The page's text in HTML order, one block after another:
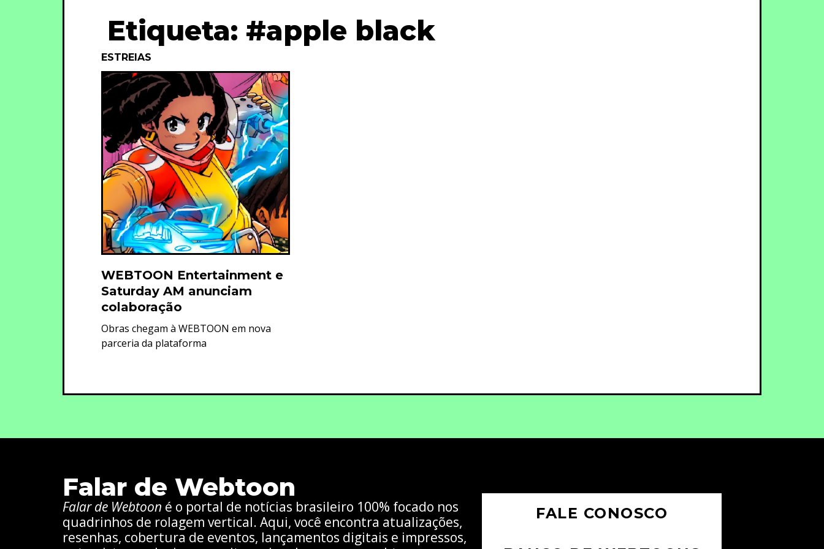
Etiqueta: #apple black
ESTREIAS
WEBTOON Entertainment e
Saturday AM anunciam
colaboração
Obras chegam à WEBTOON em nova
parceria da plataforma
Falar de Webtoon
Falar de Webtoon é o portal de notícias brasileiro 100% focado nos
quadrinhos de rolagem vertical. Aqui, você encontra atualizações,
resenhas, cobertura de eventos, lançamentos digitais e impressos,
FALE CONOSCO